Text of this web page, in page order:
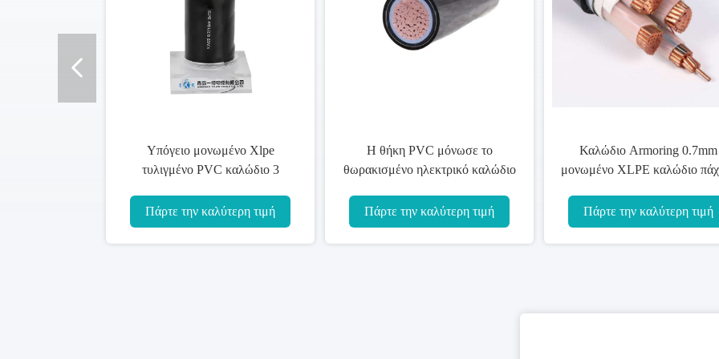
Καλώδιο Armoring 0.7mm
μονωμένο XLPE καλώδιο πάχους
Πάρτε την καλύτερη τιμή
BS 7889 UV μονωμένο XLPE
καλώδιο χαλκού αντίστασης 3×35
Πάρτε την καλύτερη τιμή
Μονωμένο XLPE καλώδιο
τροφοδοσίας αντίστασης
Πάρτε την καλύτερη τιμή